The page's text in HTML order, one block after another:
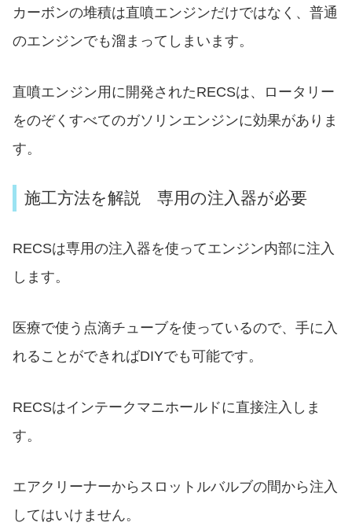
カーボンの堆積は直噴エンジンだけではなく、普通
のエンジンでも溜まってしまいます。
直噴エンジン用に開発されたRECSは、ロータリー
をのぞくすべてのガソリンエンジンに効果がありま
す。
施工方法を解説 専用の注入器が必要
RECSは専用の注入器を使ってエンジン内部に注入
します。
医療で使う点滴チューブを使っているので、手に入
れることができればDIYでも可能です。
RECSはインテークマニホールドに直接注入しま
す。
エアクリーナーからスロットルバルブの間から注入
してはいけません。